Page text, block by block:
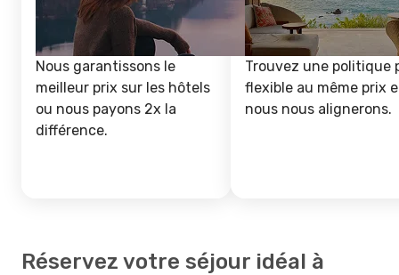
Nous garantissons le
meilleur prix sur les hôtels
ou nous payons 2x la
différence.
Trouvez une politique
flexible au même prix
nous nous alignerons.
Réservez votre séjour idéal à